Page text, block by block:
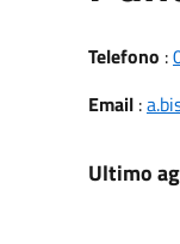
Telefono :
Email:
Ultimo